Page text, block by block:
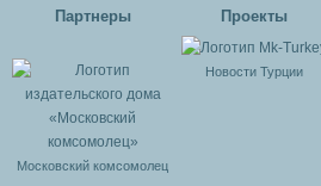
Партнеры
Московский комсомолец
Проекты
Новости Турции